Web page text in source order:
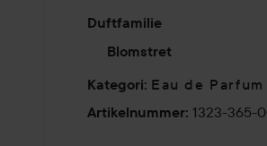
Hjerte: Lilla fresia,
Base: Iso E Super,
50 ml
Duftfamilie
Blomstret
Kategori: Eau de Parfum
Artikelnummer: 1323-365-